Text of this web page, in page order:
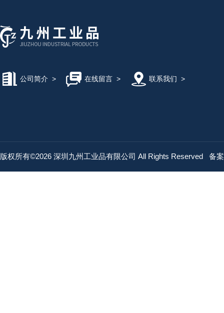
公司简介 > 在线留言> 联系我们 >
版权所有©2026 深圳九州工业品有限公司 All Rights Reserved 备